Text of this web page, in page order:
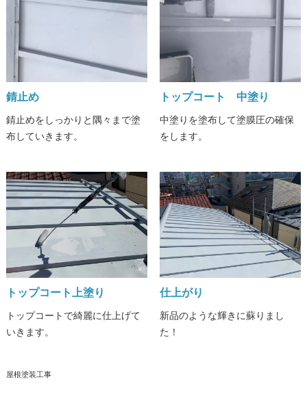
錆止め
錆止めをしっかりと隅々まで塗
布していきます。
トップコート 中塗り
中塗りを塗布して塗膜圧の確保
をします。
トップコート上塗り
トップコートで綺麗に仕上げて
いきます。
仕上がり
新品のような輝きに蘇りまし
た！
屋根塗装工事